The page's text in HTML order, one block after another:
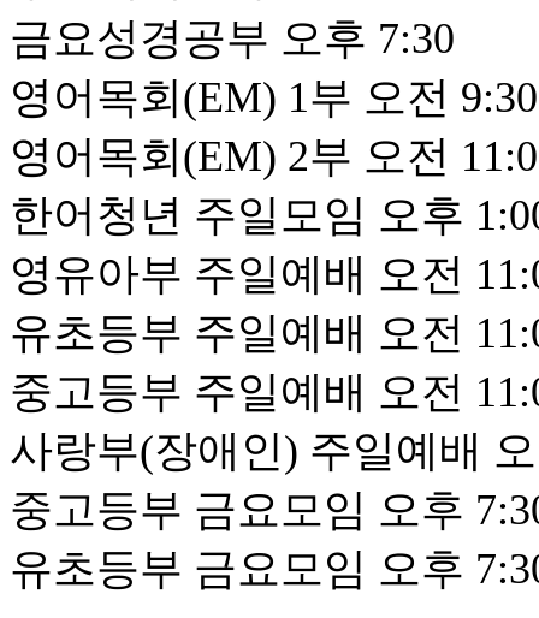
금요성경공부 오후 7:30
영어목회(EM) 1부 오전 9:30
영어목회(EM) 2부 오전
한어청년 주일모임 오후
영유아부 주일예배 오전
유초등부 주일예배 오전
중고등부 주일예배 오전
사랑부(장애인) 주일예배
중고등부 금요모임 오후
유초등부 금요모임 오후